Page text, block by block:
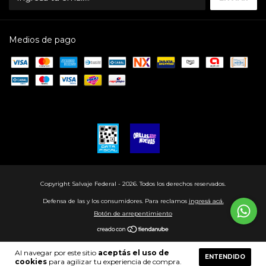
Al navegar por este sitio aceptás el uso de
cookies para agilizar tu experiencia de compra.
ENTENDIDO
Medios de pago
Copyright Salvaje Federal - 2026. Todos los derechos reservados.
Defensa de las y los consumidores. Para reclamos ingresá acá.
Botón de arrepentimiento